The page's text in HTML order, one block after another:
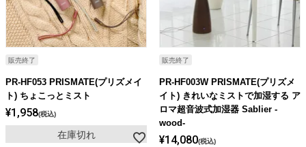
アクセサリー・消耗品
アウトレット
販売終了
PR-HF053 PRISMATE(プリズメイ
ト) ちょこっとミスト
¥1,958 税込
在庫切れ
販売終了
PR-HF003W PRISMATE(プリズメ
イト) きれいなミストで加湿する ア
ロマ超音波式加湿器 Sablier -
wood-
¥14,080 税込